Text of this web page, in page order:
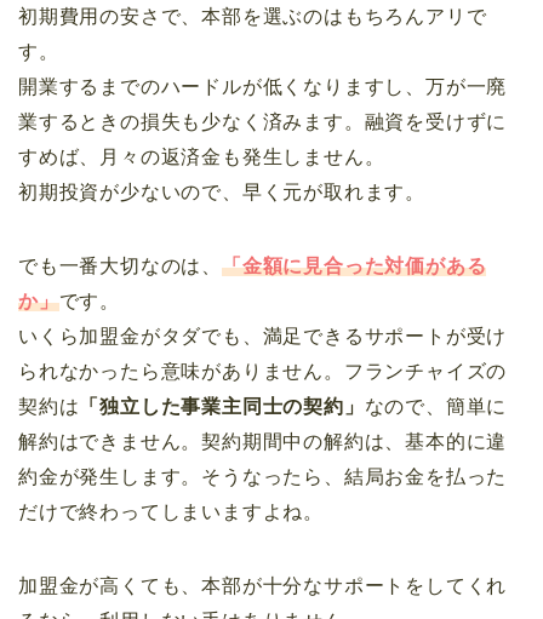
初期費用の安さで、本部を選ぶのはもちろんアリで
す。
開業するまでのハードルが低くなりますし、万が一廃
業するときの損失も少なく済みます。融資を受けずに
すめば、月々の返済金も発生しません。
初期投資が少ないので、早く元が取れます。
でも一番大切なのは、 「金額に見合った対価がある
か」です。
いくら加盟金がタダでも、満足できるサポートが受け
られなかったら意味がありません。フランチャイズの
契約は 「独立した事業主同士の契約」 なので、簡単に
解約はできません。契約期間中の解約は、基本的に違
約金が発生します。そうなったら、結局お金を払った
だけで終わってしまいますよね。
加盟金が高くても、本部が十分なサポートをしてくれ